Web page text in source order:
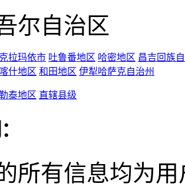
尔自治区
克拉玛依市 吐鲁番地区 哈密地区 昌吉回族
喀什地区 和田地区 伊犁哈萨克自治州
泰地区 直辖县级
所有信息均为